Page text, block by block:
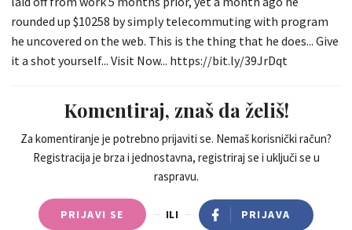
rounded up $10258 by simply telecommuting with program
he uncovered on the web. This is the thing that he does... Give
it a shot yourself... Visit Now... https://bit.ly/39JrDqt
Komentiraj, znaš da želiš!
Za komentiranje je potrebno prijaviti se. Nemaš korisnički račun?
Registracija je brza i jednostavna, registriraj se i uključi se u
raspravu.
PRIJAVI SE ILI PRIJAVA